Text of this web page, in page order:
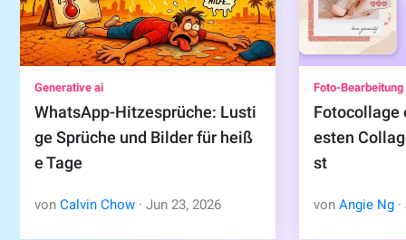
Generative ai
WhatsApp-Hitzesprüche: Lusti
ge Sprüche und Bilder für heiß
e Tage
vonCalvin Chow ·Jun 23, 2026
Foto-Bearbeitung
Fotocollage
esten
st
vonAngie Ng ·